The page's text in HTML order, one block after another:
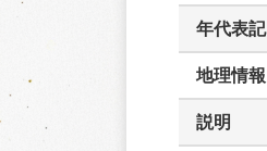
年代表記
地理情報
説明